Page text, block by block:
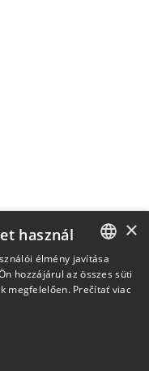
SLOVAK
×
használ
élmény javítása
hozzájárul az összes süti
megfelelően. Prečítať viac